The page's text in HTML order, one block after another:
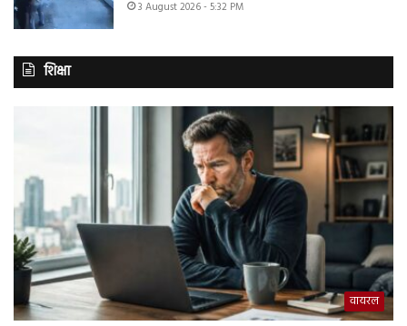
3 August 2026 - 5:32 PM
शिक्षा
वायरल